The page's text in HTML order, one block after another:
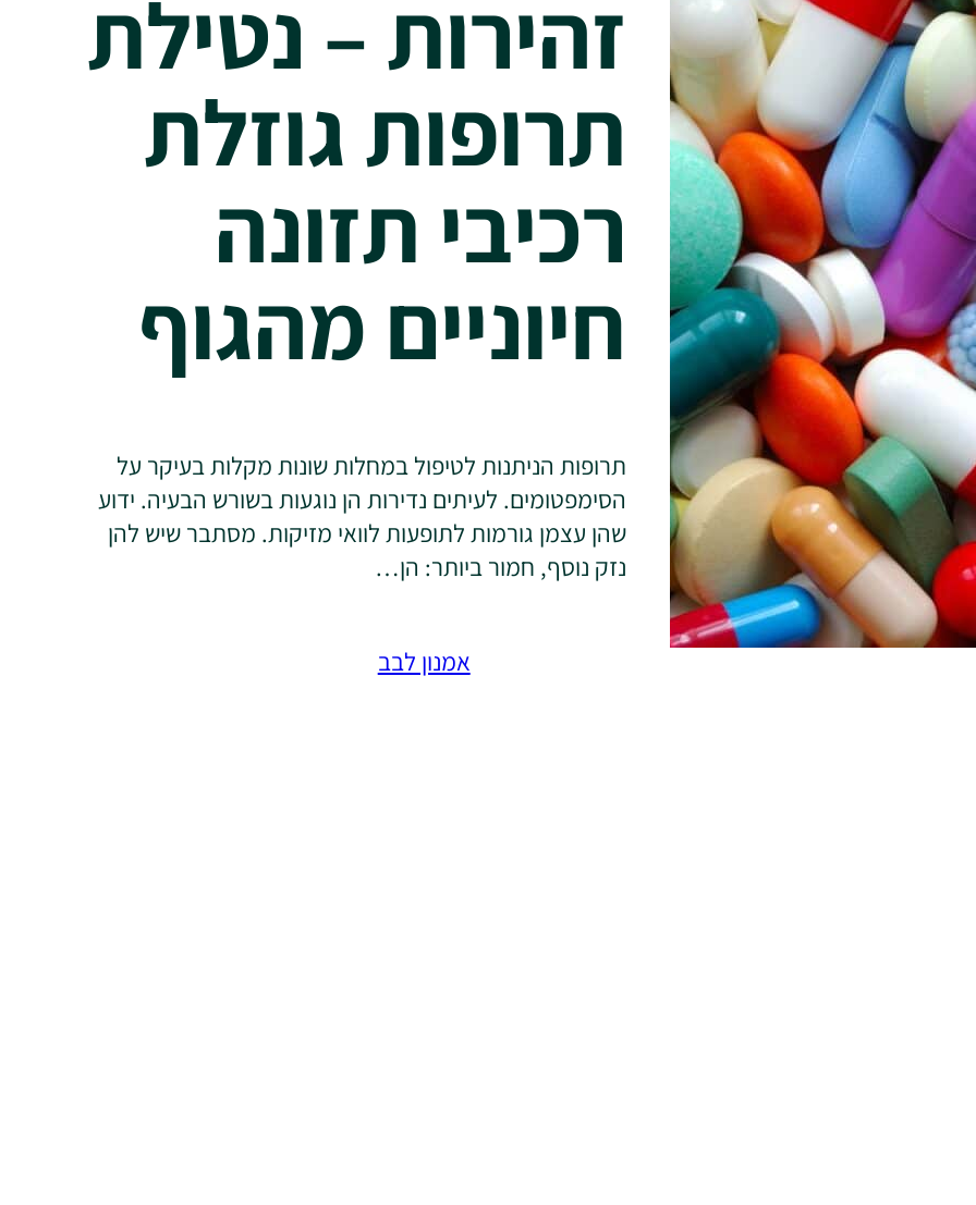
זהירות – נטילת
תרופות גוזלת
רכיבי תזונה
חיוניים מהגוף
תרופות הניתנות לטיפול במחלות שונות מקלות בעיקר על
הסימפטומים. לעיתים נדירות הן נוגעות בשורש הבעיה. ידוע
שהן עצמן גורמות לתופעות לוואי מזיקות. מסתבר שיש להן
נזק נוסף, חמור ביותר: הן…
אמנון לבב